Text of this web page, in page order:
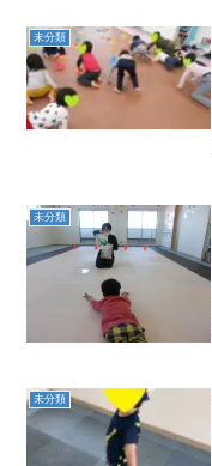
未分類
未分類
未分類